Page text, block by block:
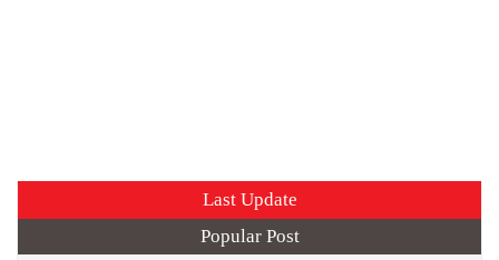
Last Update
Popular Post